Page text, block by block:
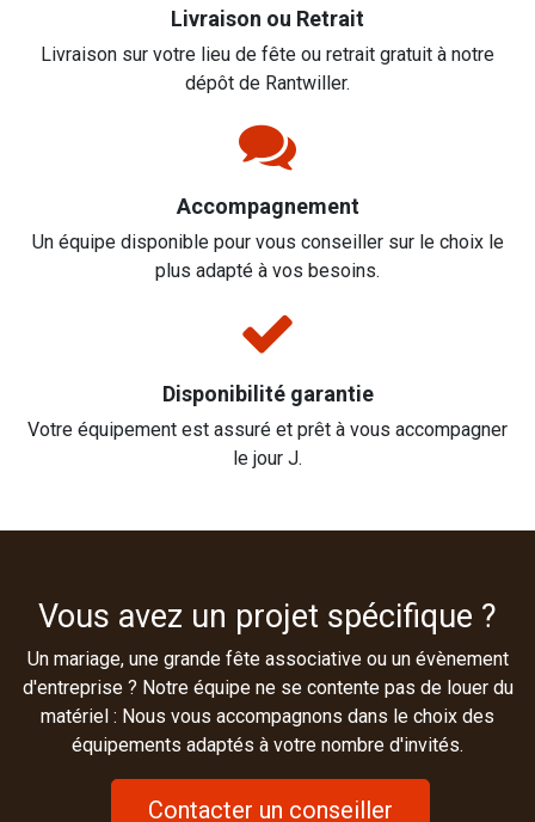
Livraison ou Retrait
Livraison sur votre lieu de fête ou retrait gratuit à notre
dépôt de Rantwiller.
Accompagnement
Un équipe disponible pour vous conseiller sur le choix le
plus adapté à vos besoins.
Disponibilité garantie
Votre équipement est assuré et prêt à vous accompagner
le jour J.
Vous avez un projet spécifique ?
Un mariage, une grande fête associative ou un évènement
d'entreprise ? Notre équipe ne se contente pas de louer du
matériel : Nous vous accompagnons dans le choix des
équipements adaptés à votre nombre d'invités.
Contacter un conseiller